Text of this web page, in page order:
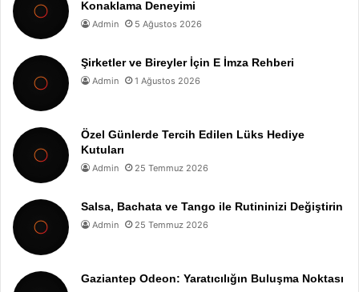
Konaklama Deneyimi
Admin 5 Ağustos 2026
Şirketler ve Bireyler İçin E İmza Rehberi
Admin 1 Ağustos 2026
Özel Günlerde Tercih Edilen Lüks Hediye
Kutuları
Admin 25 Temmuz 2026
Salsa, Bachata ve Tango ile Rutininizi Değiştirin
Admin 25 Temmuz 2026
Gaziantep Odeon: Yaratıcılığın Buluşma Noktası